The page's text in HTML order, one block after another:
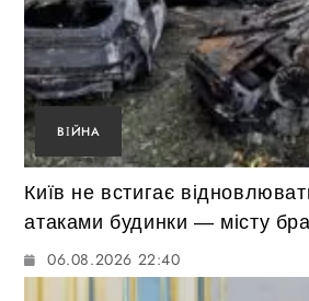
ВІЙНА
Київ не встигає
атаками будинки — місту
06.08.2026 22:40